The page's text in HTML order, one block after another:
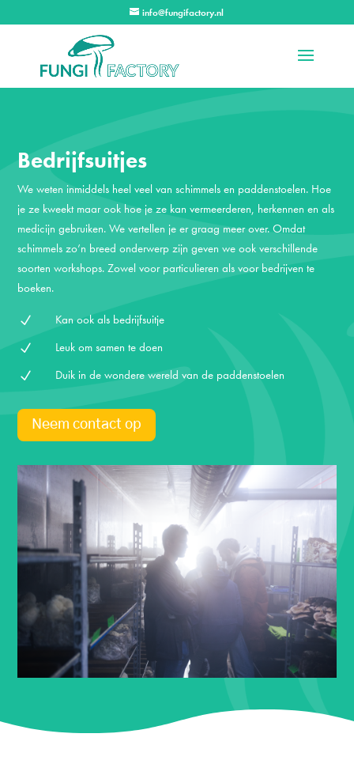
info@fungifactory.nl
Bedrijfsuitjes
We weten inmiddels heel veel van schimmels en paddenstoelen. Hoe
je ze kweekt maar ook hoe je ze kan vermeerderen, herkennen en als
medicijn gebruiken. We vertellen je er graag meer over. Omdat
schimmels zo’n breed onderwerp zijn geven we ook verschillende
soorten workshops. Zowel voor particulieren als voor bedrijven te
boeken.
N Kan ook als bedrijfsuitje
N Leuk om samen te doen
N Duik in de wondere wereld van de paddenstoelen
Neem contact op